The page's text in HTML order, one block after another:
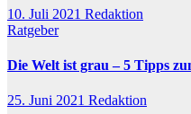
10. Juli 2021 Redaktion
Ratgeber
Die Welt ist grau – 5 Tipps
25. Juni 2021 Redaktion